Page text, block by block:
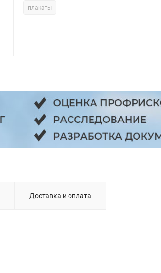
плакаты
Доставка и оплата